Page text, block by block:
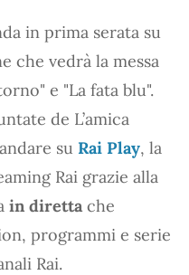
in prima serata su
che vedrà la messa
e "La fata blu".
de L’amica
su Rai Play, la
Rai grazie alla
in diretta che
programmi e serie
Rai.